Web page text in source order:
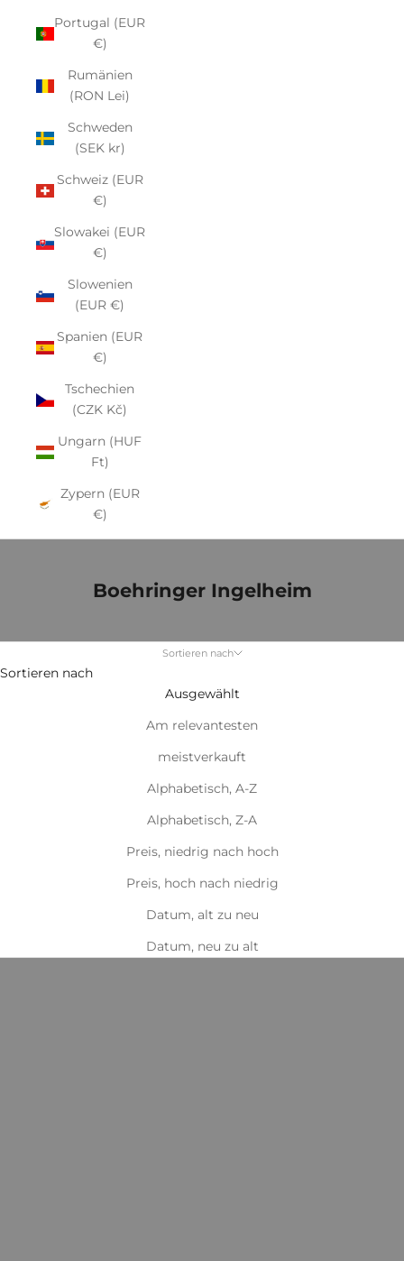
Portugal (EUR
€)
Rumänien
(RON Lei)
Schweden
(SEK kr)
Schweiz (EUR
€)
Slowakei (EUR
€)
Slowenien
(EUR €)
Spanien (EUR
€)
Tschechien
(CZK Kč)
Ungarn (HUF
Ft)
Zypern (EUR
€)
Boehringer Ingelheim
Sortieren nach
Sortieren nach
Ausgewählt
Am relevantesten
meistverkauft
Alphabetisch, A-Z
Alphabetisch, Z-A
Preis, niedrig nach hoch
Preis, hoch nach niedrig
Datum, alt zu neu
Datum, neu zu alt